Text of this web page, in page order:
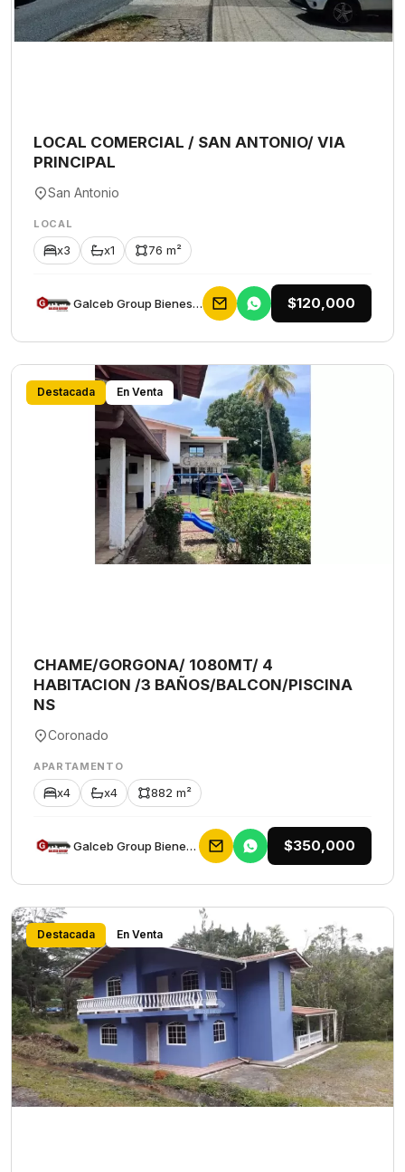
LOCAL COMERCIAL / SAN ANTONIO/ VIA
PRINCIPAL
San Antonio
LOCAL
x3 x1 76 m²
Galceb Group Bienes Raices $120,000
Destacada En Venta
CHAME/GORGONA/ 1080MT/ 4
HABITACION /3 BAÑOS/BALCON/PISCINA
NS
Coronado
APARTAMENTO
x4 x4 882 m²
Galceb Group Bienes Raices $350,000
Destacada En Venta